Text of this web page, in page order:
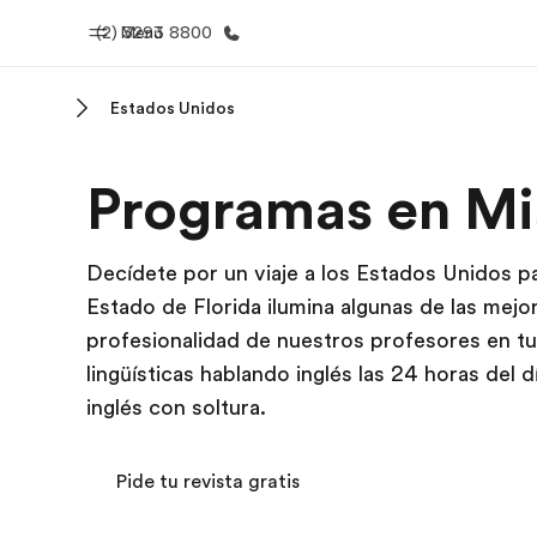
Menú
(2) 3293 8800
Bienvenido a EF Ver todo lo
Estados Unidos
Programas en
Decídete por un viaje a los Estados Unidos
Estado de Florida ilumina algunas de las
profesionalidad de nuestros profesores en
lingüísticas hablando inglés las 24 horas del
inglés con soltura.
Pide tu revista gratis